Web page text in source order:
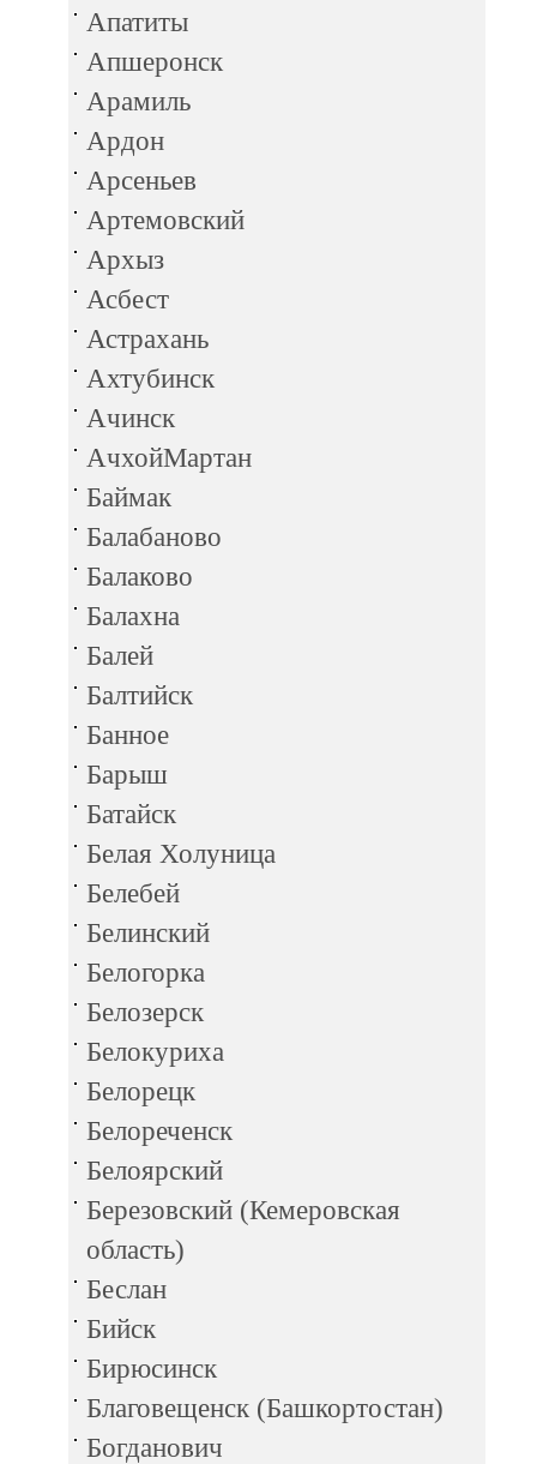
Апатиты
Апшеронск
Арамиль
Ардон
Арсеньев
Артемовский
Архыз
Асбест
Астрахань
Ахтубинск
Ачинск
АчхойМартан
Баймак
Балабаново
Балаково
Балахна
Балей
Балтийск
Банное
Барыш
Батайск
Белая Холуница
Белебей
Белинский
Белогорка
Белозерск
Белокуриха
Белорецк
Белореченск
Белоярский
Березовский (Кемеровская
область)
Беслан
Бийск
Бирюсинск
Благовещенск (Башкортостан)
Богданович